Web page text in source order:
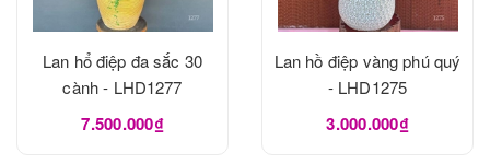
Lan hổ điệp đa sắc 30
cành - LHD1277
7.500.000₫
Lan hồ điệp vàng phú quý
- LHD1275
3.000.000₫